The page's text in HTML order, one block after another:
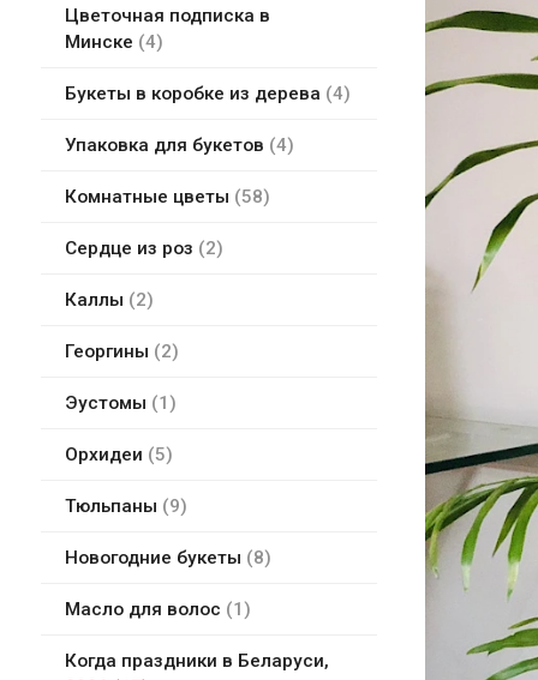
Цветочная подписка в
Минске
4
Букеты в коробке из дерева 4
Упаковка для букетов 4
Комнатные цветы 58
Сердце из роз 2
Каллы 2
Георгины 2
Эустомы 1
Орхидеи 5
Тюльпаны 9
Новогодние букеты 8
Масло для волос 1
Когда праздники в Беларуси,